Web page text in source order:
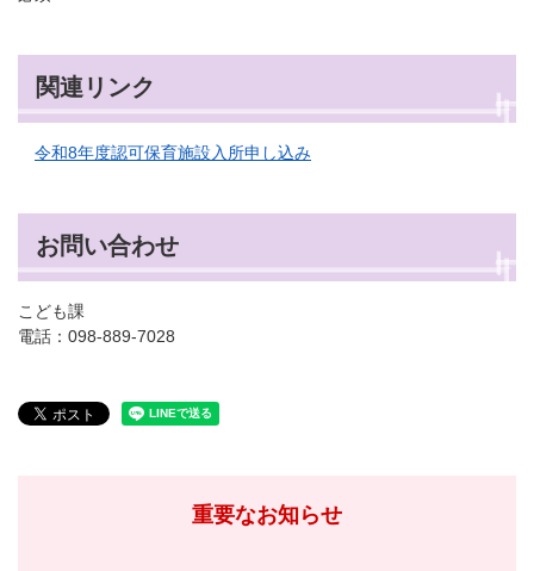
関連リンク
令和8年度認可保育施設入所申し込み
お問い合わせ
こども課
電話：098-889-7028
重要なお知らせ